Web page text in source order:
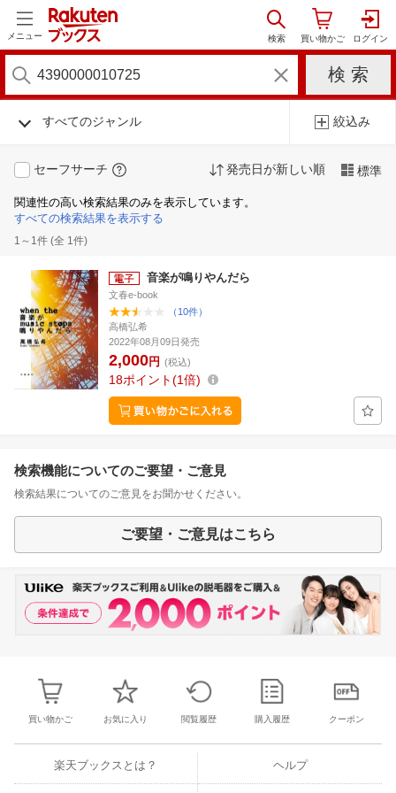
メニュー
すべてのジャンル 絞込み
セーフサーチ 発売日が新しい順 標準
関連性の高い検索結果のみを表示しています。
すべての検索結果を表示する
1～1件 (全 1件)
音楽が鳴りやんだら
文春e-book
（10件）
高橋弘希
2022年08月09日発売
2,000円 (税込)
18ポイント 1倍
検索機能についてのご要望・ご意見
検索結果についてのご意見をお聞かせください。
ご要望・ご意見はこちら
買い物かご お気に入り 閲覧履歴 購入履歴 クーポン
楽天ブックスとは？ ヘルプ